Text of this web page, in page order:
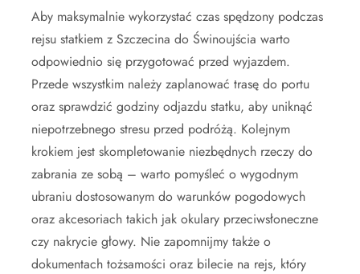
Aby maksymalnie wykorzystać czas spędzony podczas
rejsu statkiem z Szczecina do Świnoujścia warto
odpowiednio się przygotować przed wyjazdem.
Przede wszystkim należy zaplanować trasę do portu
oraz sprawdzić godziny odjazdu statku, aby uniknąć
niepotrzebnego stresu przed podróżą. Kolejnym
krokiem jest skompletowanie niezbędnych rzeczy do
zabrania ze sobą – warto pomyśleć o wygodnym
ubraniu dostosowanym do warunków pogodowych
oraz akcesoriach takich jak okulary przeciwsłoneczne
czy nakrycie głowy. Nie zapomnijmy także o
dokumentach tożsamości oraz bilecie na rejs, który